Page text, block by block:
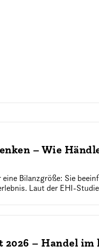
– Wie
Bilanzgröße: Sie
Laut der EHI-
– Handel im